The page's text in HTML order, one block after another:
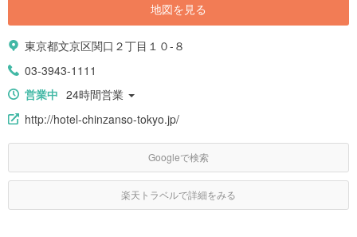
地図を見る
東京都文京区関口２丁目１０-８
03-3943-1111
営業中 24時間営業
http://hotel-chinzanso-tokyo.jp/
Googleで検索
楽天トラベルで詳細をみる